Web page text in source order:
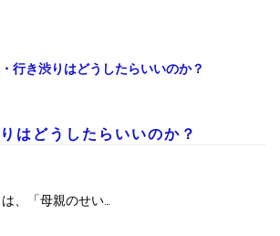
はどうしたらいいのか？
、「母親のせい…